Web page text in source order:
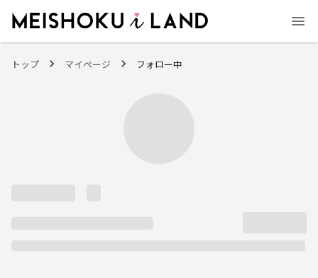
トップ マイページ フォロー中